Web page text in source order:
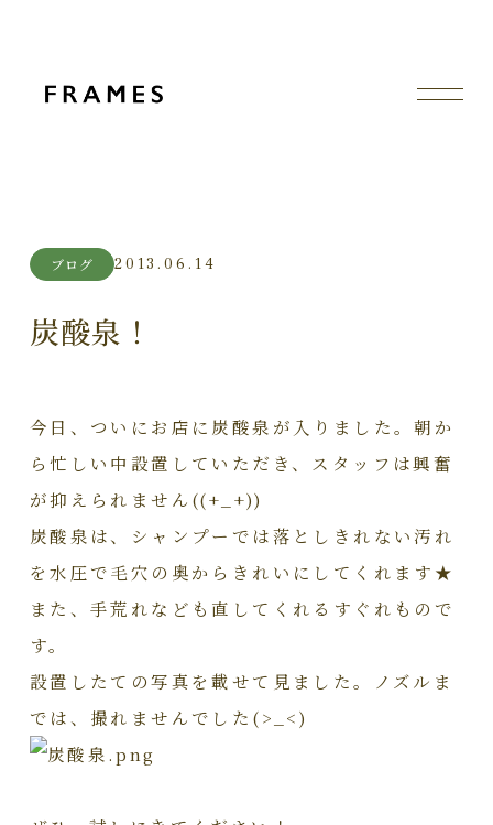
ブログ 2013.06.14
炭酸泉！
今日、ついにお店に炭酸泉が入りました。朝か
ら忙しい中設置していただき、スタッフは興奮
が抑えられません((+_+))
炭酸泉は、シャンプーでは落としきれない汚れ
を水圧で毛穴の奥からきれいにしてくれます★
また、手荒れなども直してくれるすぐれもので
す。
設置したての写真を載せて見ました。ノズルま
では、撮れませんでした(>_<)